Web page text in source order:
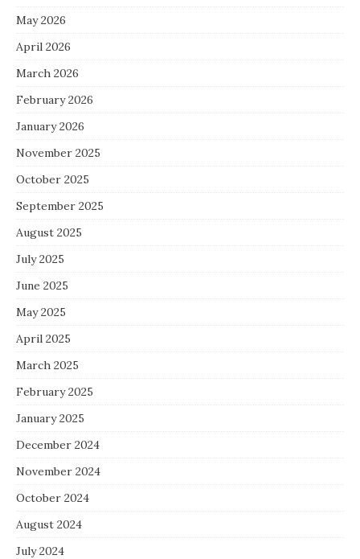
May 2026
April 2026
March 2026
February 2026
January 2026
November 2025
October 2025
September 2025
August 2025
July 2025
June 2025
May 2025
April 2025
March 2025
February 2025
January 2025
December 2024
November 2024
October 2024
August 2024
July 2024